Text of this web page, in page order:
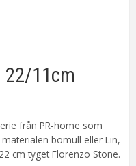
22/11cm
från PR-home som
bomull eller Lin,
cm tyget Florenzo Stone.